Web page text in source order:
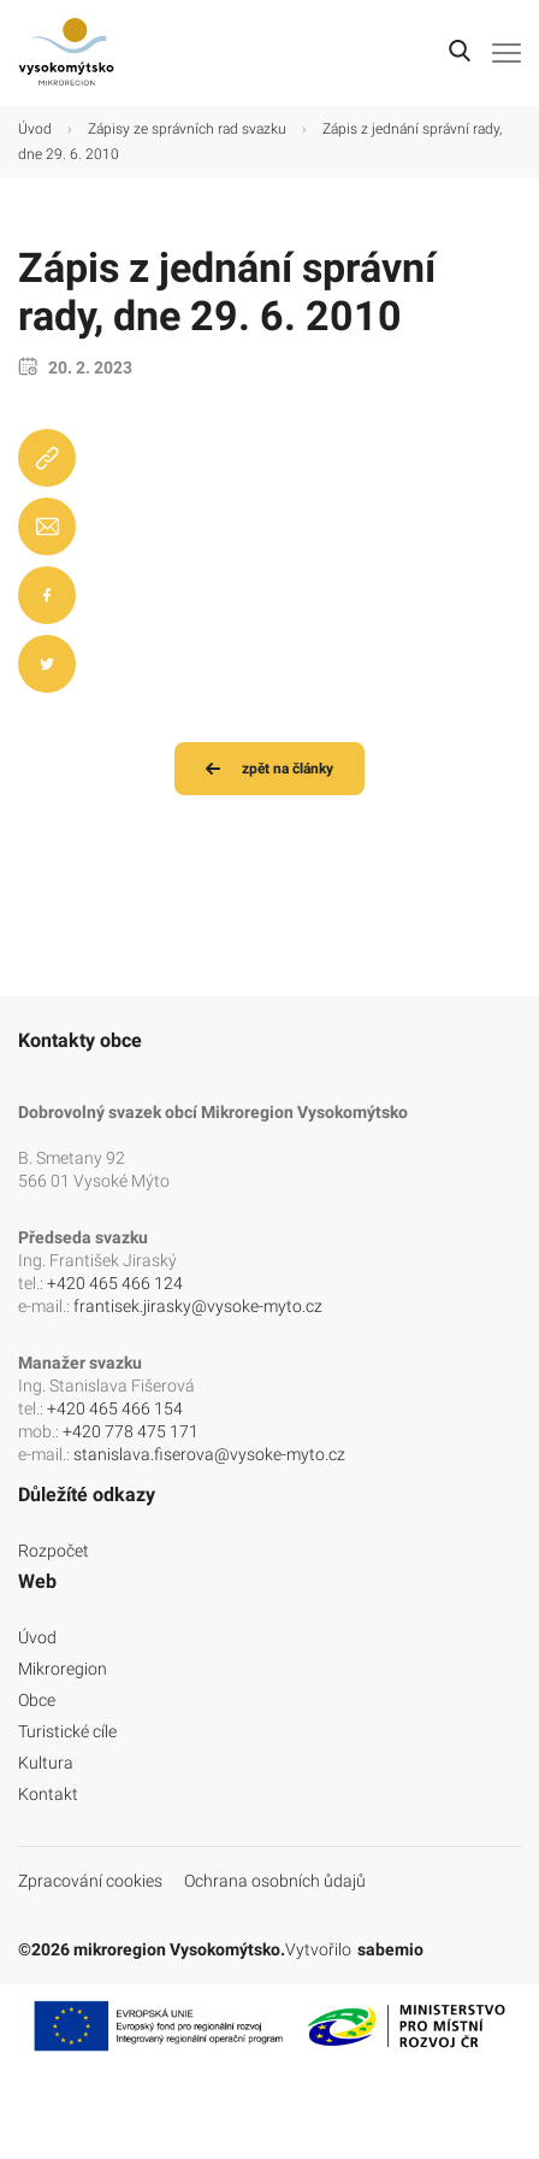
Úvod › Zápisy ze správních rad svazku ›
Zápis z jednání správní rady,
dne 29. 6. 2010
Zápis z jednání správní
rady, dne 29. 6. 2010
20. 2. 2023
zpět na články
Kontakty obce
Dobrovolný svazek obcí Mikroregion Vysokomýtsko
B. Smetany 92
566 01 Vysoké Mýto
Předseda svazku
Ing. František Jiraský
tel.: +420 465 466 124
e-mail.: frantisek.jirasky@vysoke-myto.cz
Manažer svazku
Ing. Stanislava Fišerová
tel.: +420 465 466 154
mob.: +420 778 475 171
e-mail.: stanislava.fiserova@vysoke-myto.cz
Důležíté odkazy
Rozpočet
Web
Úvod
Mikroregion
Obce
Turistické cíle
Kultura
Kontakt
Zpracování cookies Ochrana osobních ůdajů
©2026 mikroregion Vysokomýtsko.Vytvořilo sabemio
Úvod
Turistické cíle
Kultura
Kontakt